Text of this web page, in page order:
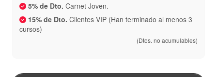
5% de Dto. Carnet Joven.
15% de Dto. Clientes VIP (Han terminado al menos 3
cursos)
(Dtos. no acumulables)